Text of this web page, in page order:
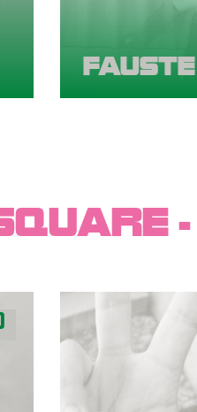
FAUSTE
-